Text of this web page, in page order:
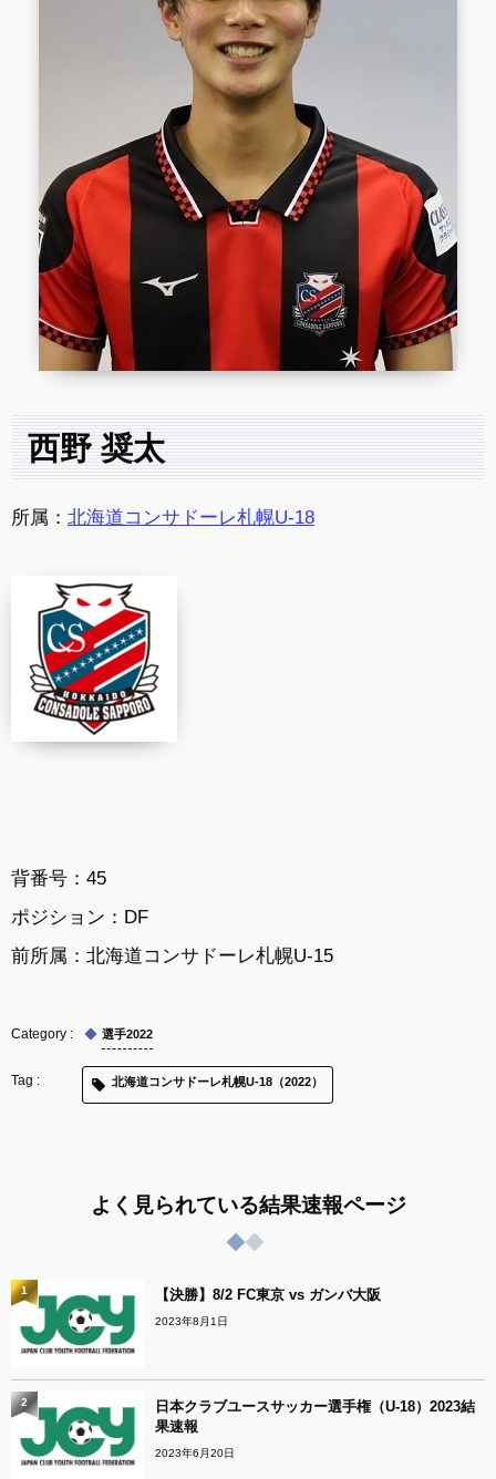
西野 奨太
所属： 北海道コンサドーレ札幌U-18
背番号：45
ポジション：DF
前所属：北海道コンサドーレ札幌U-15
選手2022
北海道コンサドーレ札幌U-18（2022）
よく見られている結果速報ページ
【決勝】8/2 FC東京 vs ガンバ大阪
2023年8月1日
1
日本クラブユースサッカー選手権（U-18）2023結
果速報
2023年6月20日
2